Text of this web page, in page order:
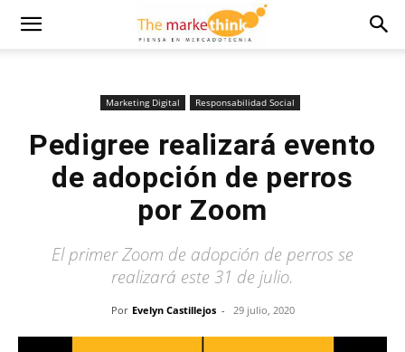
Marketing Digital Responsabilidad Social
Pedigree realizará evento
de adopción de perros
por Zoom
El primer Zoom de adopción de perros se
realizará este 31 de julio.
Por Evelyn Castillejos - 29 julio, 2020